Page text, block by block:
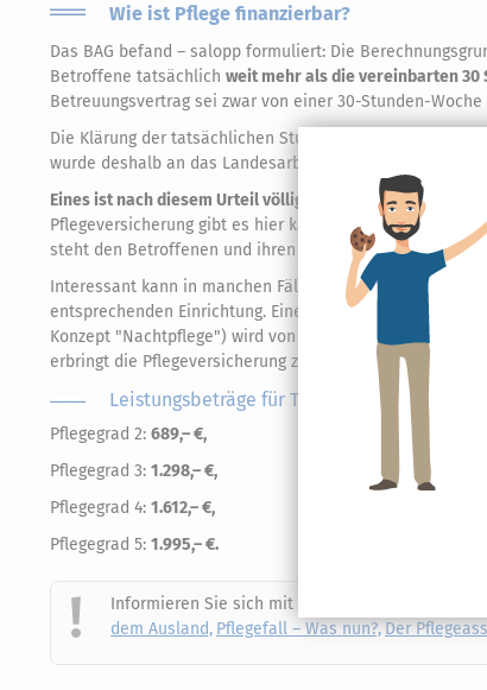
Wie ist Pflege finanzierbar?
Das BAG befand – salopp formuliert: Die
Betroffene tatsächlich weit mehr als die vereinbarten 30
Betreuungsvertrag sei zwar von einer 30-Stunden-
Die Klärung der tatsächlichen Stundenzahl, die der
wurde deshalb an das Landesarbeitsgericht Berlin-
Eines ist nach diesem Urteil völlig klar:
Die Live-In-
Pflegeversicherung gibt es hier kaum. Zur Finanzierung
steht den Betroffenen und ihren Familien in erster Linie
Interessant kann in manchen Fällen allerdings das
entsprechenden Einrichtung. Eine (teilweise)
Konzept "Nachtpflege") wird von der Pflegeversicherung
erbringt die Pflegeversicherung zusätzlich zum
Leistungsbeträge für Tagespflege
Pflegegrad 2: 689,– €,
Pflegegrad 3: 1.298,– €,
Pflegegrad 4: 1.612,– €,
Pflegegrad 5: 1.995,– €.
Informieren Sie sich mit unseren vier
dem Ausland, Pflegefall – Was nun?,Der